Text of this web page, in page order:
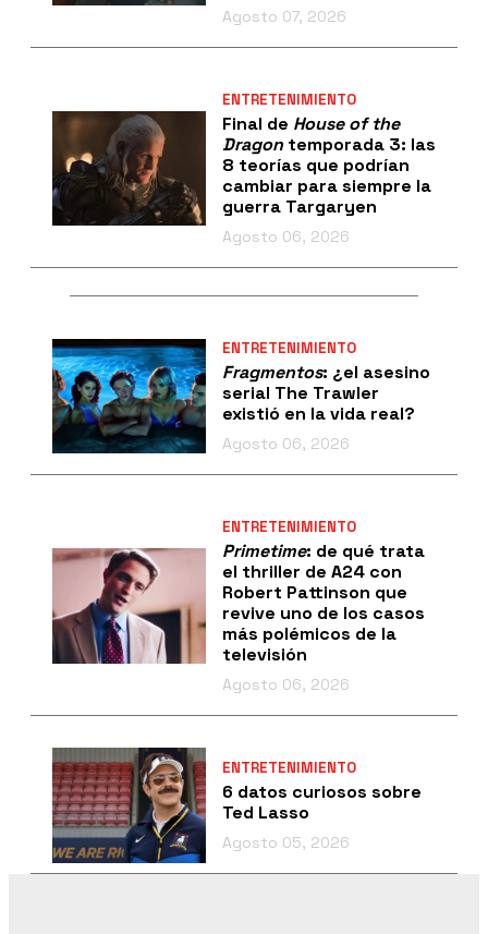
Agosto 07, 2026
ENTRETENIMIENTO
Final de House of the
Dragontemporada 3: las
8 teorías que podrían
cambiar para siempre la
guerra Targaryen
Agosto 06, 2026
ENTRETENIMIENTO
Fragmentos: ¿el asesino
serial The Trawler
existió en la vida real?
Agosto 06, 2026
ENTRETENIMIENTO
Primetime: de qué trata
el thriller de A24 con
Robert Pattinson que
revive uno de los casos
más polémicos de la
televisión
Agosto 06, 2026
ENTRETENIMIENTO
6 datos curiosos sobre
Ted Lasso
Agosto 05, 2026